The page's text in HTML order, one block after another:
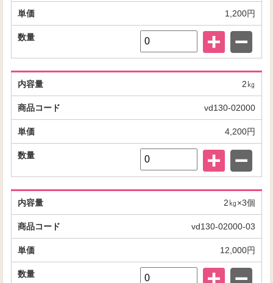
1,200円
2㎏
vd130-02000
4,200円
2㎏×3個
vd130-02000-03
12,000円